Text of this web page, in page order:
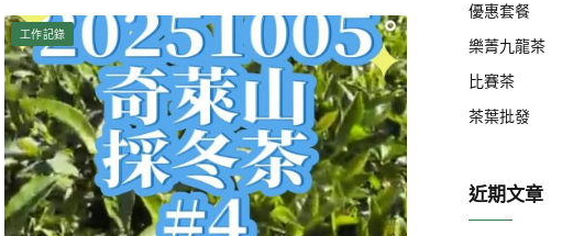
工作記錄
優惠套餐
樂菁九龍茶
比賽茶
茶葉批發
近期文章